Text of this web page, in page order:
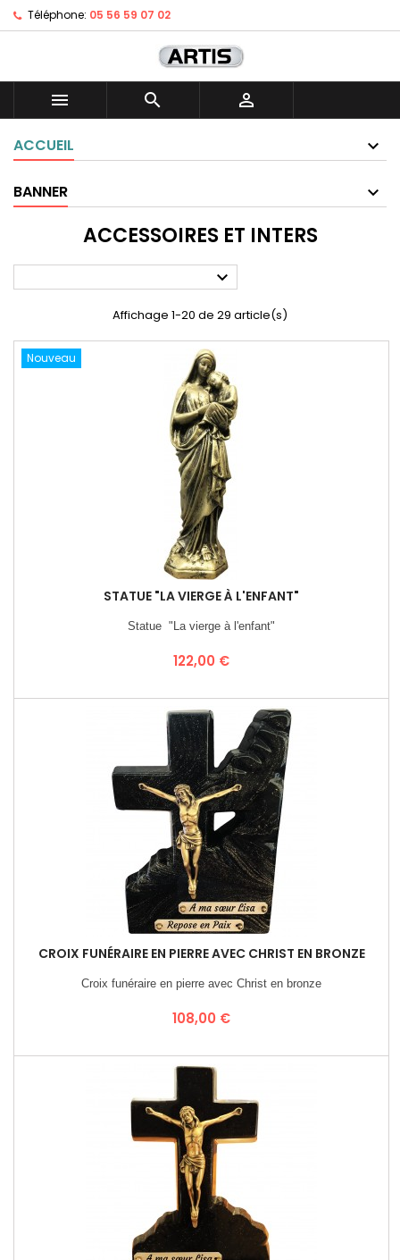
Téléphone: 05 56 59 07 02
  
ACCUEIL
BANNER
ACCESSOIRES ET INTERS

Affichage 1-20 de 29 article(s)
Nouveau
STATUE "LA VIERGE À L'ENFANT"
Statue "La vierge à l'enfant"
Prix
122,00 €
CROIX FUNÉRAIRE EN PIERRE AVEC CHRIST EN BRONZE
Croix funéraire en pierre avec Christ en bronze
Prix
108,00 €